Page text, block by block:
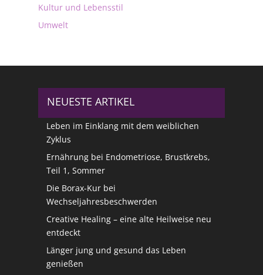
Kultur und Lebensstil
Umwelt
NEUESTE ARTIKEL
Leben im Einklang mit dem weiblichen
Zyklus
Ernährung bei Endometriose, Brustkrebs,
Teil 1, Sommer
Die Borax-Kur bei
Wechseljahresbeschwerden
Creative Healing – eine alte Heilweise neu
entdeckt
Länger jung und gesund das Leben
genießen